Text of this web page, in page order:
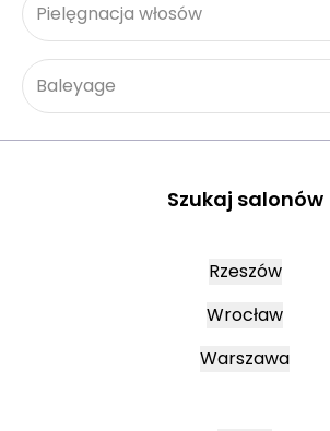
Pielęgnacja włosów
Baleyage
Szukaj salonów
Rzeszów
Wrocław
Warszawa